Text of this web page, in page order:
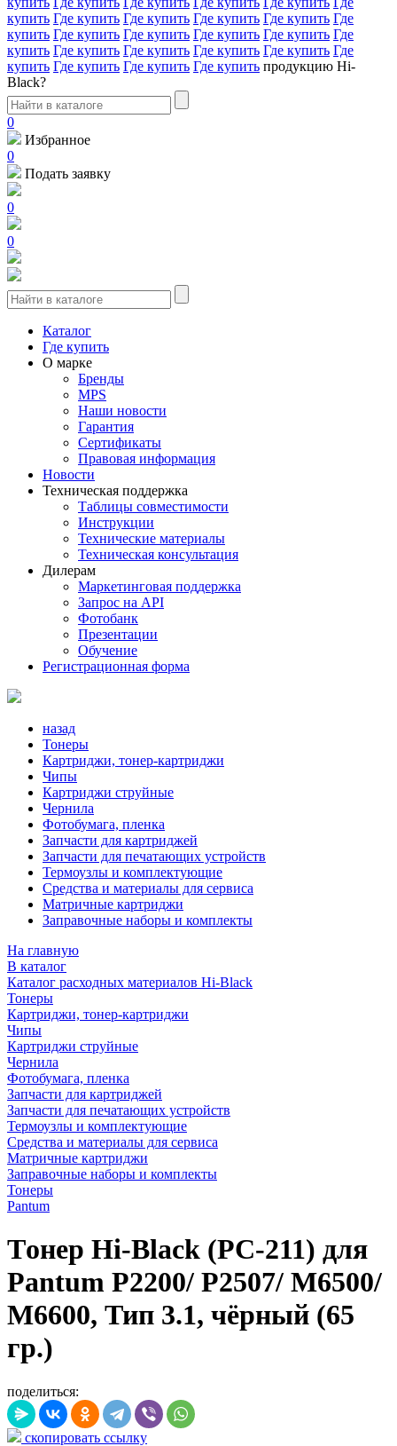
купить Где купить Где купить Где купить Где купить Где
купить Где купить Где купить Где купить Где купить Где
купить Где купить Где купить Где купить Где купить Где
купить Где купить Где купить Где купить продукцию Hi-
Black?
0
Избранное
0
Подать заявку
0
0
Каталог
Где купить
О марке
Бренды
MPS
Наши новости
Гарантия
Сертификаты
Правовая информация
Новости
Техническая поддержка
Таблицы совместимости
Инструкции
Технические материалы
Техническая консультация
Дилерам
Маркетинговая поддержка
Запрос на API
Фотобанк
Презентации
Обучение
Регистрационная форма
назад
Тонеры
Картриджи, тонер-картриджи
Чипы
Картриджи струйные
Чернила
Фотобумага, пленка
Запчасти для картриджей
Запчасти для печатающих устройств
Термоузлы и комплектующие
Средства и материалы для сервиса
Матричные картриджи
Заправочные наборы и комплекты
На главную
В каталог
Каталог расходных материалов Hi-Black
Тонеры
Картриджи, тонер-картриджи
Чипы
Картриджи струйные
Чернила
Фотобумага, пленка
Запчасти для картриджей
Запчасти для печатающих устройств
Термоузлы и комплектующие
Средства и материалы для сервиса
Матричные картриджи
Заправочные наборы и комплекты
Тонеры
Pantum
Tонер Hi-Black (PC-211) для
Pantum P2200/ P2507/ M6500/
M6600, Тип 3.1, чёрный (65
гр.)
поделиться:
скопировать ссылку